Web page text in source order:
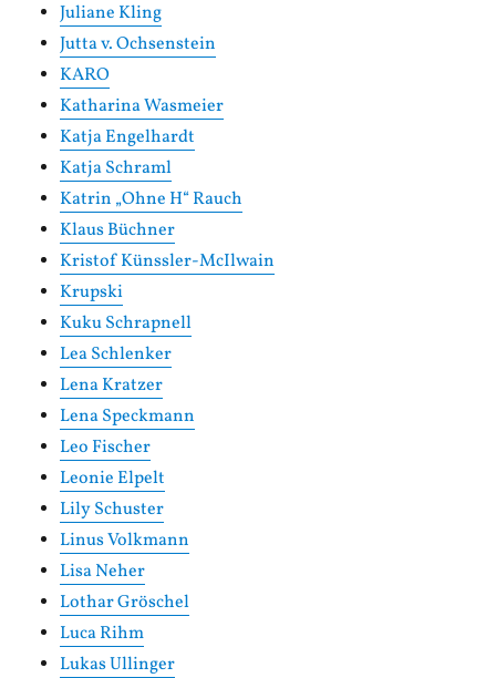
Juliane Kling
Jutta v. Ochsenstein
KARO
Katharina Wasmeier
Katja Engelhardt
Katja Schraml
Katrin „Ohne H“ Rauch
Klaus Büchner
Kristof Künssler-McIlwain
Krupski
Kuku Schrapnell
Lea Schlenker
Lena Kratzer
Lena Speckmann
Leo Fischer
Leonie Elpelt
Lily Schuster
Linus Volkmann
Lisa Neher
Lothar Gröschel
Luca Rihm
Lukas Ullinger